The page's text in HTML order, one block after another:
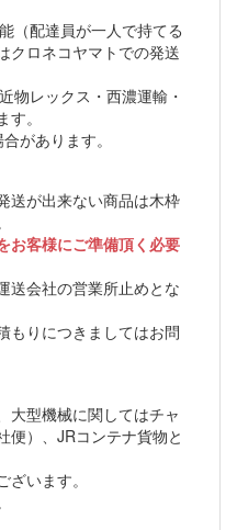
（配達員が一人で持てる
クロネコヤマトでの発送
物レックス・西濃運輸・
。
があります。
送が出来ない商品は木枠
お客様にご準備頂く必要
送会社の営業所止めとな
もりにつきましてはお問
大型機械に関してはチャ
便）、JRコンテナ貨物と
います。